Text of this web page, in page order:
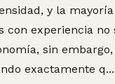
y la
con experiencia no
sin embargo,
exactamente q...